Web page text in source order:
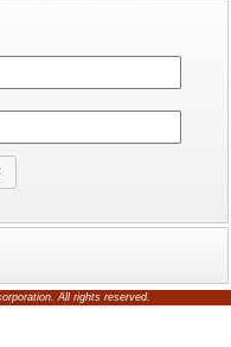
All rights reserved.